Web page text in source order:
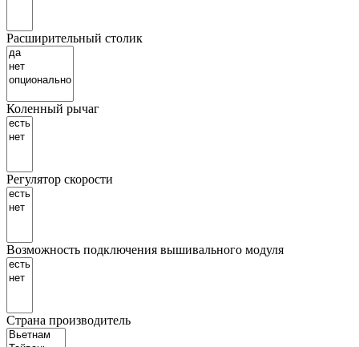
Расширительный столик
Коленный рычаг
Регулятор скорости
Возможность подключения вышивального модуля
Страна производитель